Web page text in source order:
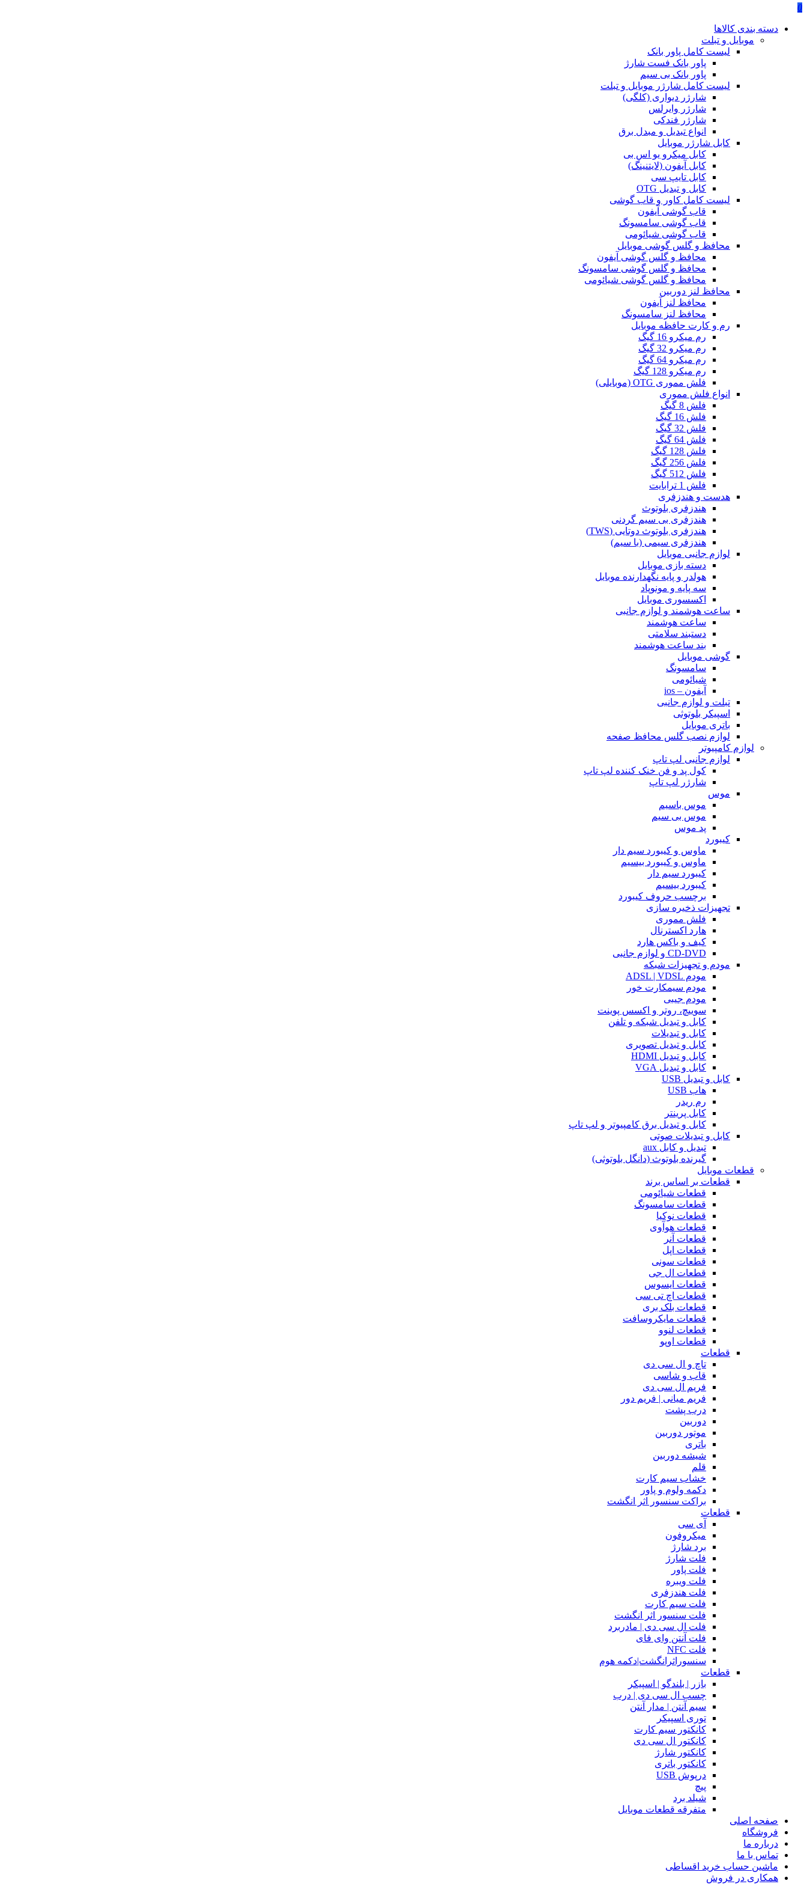
0
دسته بندی کالاها
موبایل و تبلت
لیست کامل پاور بانک
پاور بانک فست شارژ
پاور بانک بی سیم
لیست کامل شارژر موبایل و تبلت
شارژر دیواری (کلگی)
شارژر وایرلس
شارژر فندکی
انواع تبدیل و مبدل برق
کابل شارژر موبایل
کابل میکرو یو اس بی
کابل آیفون (لایتنینگ)
کابل تایپ سی
کابل و تبدیل OTG
لیست کامل کاور و قاب گوشی
قاب گوشی آیفون
قاب گوشی سامسونگ
قاب گوشی شیائومی
محافظ و گلس گوشی موبایل
محافظ و گلس گوشی آیفون
محافظ و گلس گوشی سامسونگ
محافظ و گلس گوشی شیائومی
محافظ لنز دوربین
محافظ لنز آیفون
محافظ لنز سامسونگ
رم و کارت حافظه موبایل
رم میکرو 16 گیگ
رم میکرو 32 گیگ
رم میکرو 64 گیگ
رم میکرو 128 گیگ
فلش مموری OTG (موبایلی)
انواع فلش مموری
فلش 8 گیگ
فلش 16 گیگ
فلش 32 گیگ
فلش 64 گیگ
فلش 128 گیگ
فلش 256 گیگ
فلش 512 گیگ
فلش 1 ترابایت
هدست و هندزفری
هندزفری بلوتوث
هندزفری بی سیم گردنی
هندزفری بلوتوث دوتایی (TWS)
هندزفری سیمی (با سیم)
لوازم جانبی موبایل
دسته بازی موبایل
هولدر و پایه نگهدارنده موبایل
سه پایه و مونوپاد
اکسسوری موبایل
ساعت هوشمند و لوازم جانبی
ساعت هوشمند
دستبند سلامتی
بند ساعت هوشمند
گوشی موبایل
سامسونگ
شیائومی
آیفون – ios
تبلت و لوازم جانبی
اسپیکر بلوتوثی
باتری موبایل
لوازم نصب گلس محافظ صفحه
لوازم کامپیوتر
لوازم جانبی لپ تاپ
کول پد و فن خنک کننده لپ تاپ
شارژر لپ تاپ
موس
موس باسیم
موس بی سیم
پد موس
کیبورد
ماوس و کیبورد سیم دار
ماوس و کیبورد بیسیم
کیبورد سیم دار
کیبورد بیسیم
برچسب حروف کیبورد
تجهیزات ذخیره سازی
فلش مموری
هارد اکسترنال
کیف و باکس هارد
CD-DVD و لوازم جانبی
مودم و تجهیزات شبکه
مودم ADSL | VDSL
مودم سیمکارت خور
مودم جیبی
سوییچ، روتر و اکسس پوینت
کابل و تبدیل شبکه و تلفن
کابل و تبدیلات
کابل و تبدیل تصویری
کابل و تبدیل HDMI
کابل و تبدیل VGA
کابل و تبدیل USB
هاب USB
رم ریدر
کابل پرینتر
کابل و تبدیل برق کامپیوتر و لپ تاپ
کابل و تبدیلات صوتی
تبدیل و کابل aux
گیرنده بلوتوث (دانگل بلوتوثی)
قطعات موبایل
قطعات بر اساس برند
قطعات شیائومی
قطعات سامسونگ
قطعات نوکیا
قطعات هوآوی
قطعات آنر
قطعات اپل
قطعات سونی
قطعات ال جی
قطعات ایسوس
قطعات اچ تی سی
قطعات بلک بری
قطعات مایکروسافت
قطعات لنوو
قطعات اوپو
قطعات
تاچ و ال سی دی
قاب و شاسی
فریم ال سی دی
فریم میانی | فریم دور
درب پشت
دوربین
موتور دوربین
باتری
شیشه دوربین
قلم
خشاب سیم کارت
دکمه ولوم و پاور
براکت سنسور اثر انگشت
قطعات
آی سی
میکروفون
برد شارژ
فلت شارژ
فلت پاور
فلت ویبره
فلت هندزفری
فلت سیم کارت
فلت سنسور اثر انگشت
فلت ال سی دی | مادربرد
فلت آنتن وای فای
فلت NFC
سنسوراثرانگشت|دکمه هوم
قطعات
بازر | بلندگو | اسپیکر
چسب ال سی دی | درب
سیم آنتن | مدار آنتن
توری اسپیکر
کانکتور سیم کارت
کانکتور ال سی دی
کانکتور شارژ
کانکتور باتری
درپوش USB
پیچ
شیلد برد
متفرقه قطعات موبایل
صفحه اصلی
فروشگاه
درباره ما
تماس با ما
ماشین حساب خرید اقساطی
همکاری در فروش